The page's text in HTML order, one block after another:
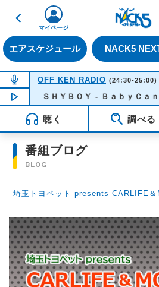
戻る
エアスケジュール NACK5
マイページ
NOW ON AIR
OFF KEN RADIO (24:30-25:00)
NOW PLAYING 00:30
ＳＨＹＢＯＹ - ＢａｂｙＣａｎｔ
聴く 調べる
番組ブログ
BLOG
埼玉トヨペット presents CARLIFE